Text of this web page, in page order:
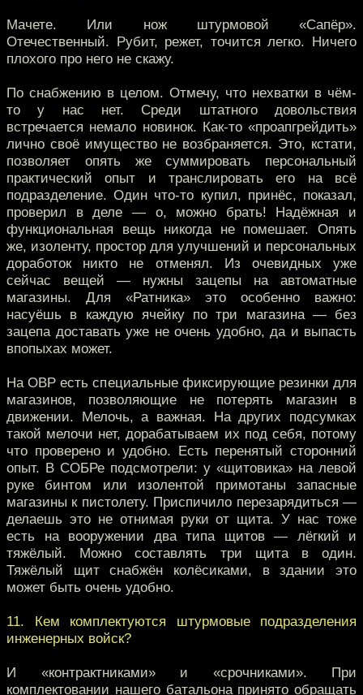
Мачете. Или нож штурмовой «Сапёр».
Отечественный. Рубит, режет, точится легко. Ничего
плохого про него не скажу.
По снабжению в целом. Отмечу, что нехватки в чём-
то у нас нет. Среди штатного довольствия
встречается немало новинок. Как-то «проапгрейдить»
лично своё имущество не возбраняется. Это, кстати,
позволяет опять же суммировать персональный
практический опыт и транслировать его на всё
подразделение. Один что-то купил, принёс, показал,
проверил в деле — о, можно брать! Надёжная и
функциональная вещь никогда не помешает. Опять
же, изоленту, простор для улучшений и персональных
доработок никто не отменял. Из очевидных уже
сейчас вещей — нужны зацепы на автоматные
магазины. Для «Ратника» это особенно важно:
насуёшь в каждую ячейку по три магазина — без
зацепа доставать уже не очень удобно, да и выпасть
впопыхах может.
На ОВР есть специальные фиксирующие резинки для
магазинов, позволяющие не потерять магазин в
движении. Мелочь, а важная. На других подсумках
такой мелочи нет, дорабатываем их под себя, потому
что проверено и удобно. Есть перенятый сторонний
опыт. В СОБРе подсмотрели: у «щитовика» на левой
руке бинтом или изолентой примотаны запасные
магазины к пистолету. Приспичило перезарядиться —
делаешь это не отнимая руки от щита. У нас тоже
есть на вооружении два типа щитов — лёгкий и
тяжёлый. Можно составлять три щита в один.
Тяжёлый щит снабжён колёсиками, в здании это
может быть очень удобно.
11. Кем комплектуются штурмовые подразделения
инженерных войск?
И «контрактниками» и «срочниками». При
комплектовании нашего батальона принято обращать